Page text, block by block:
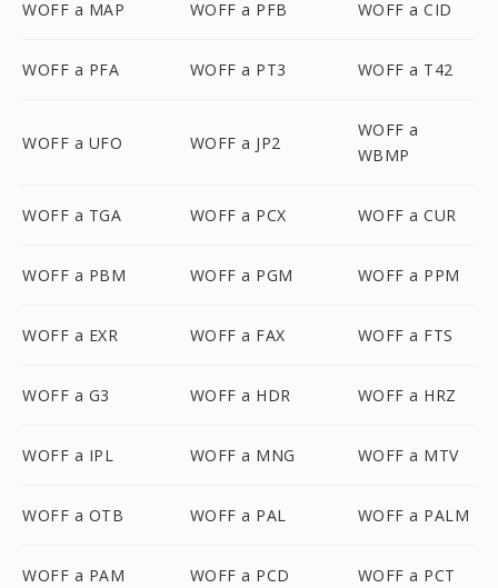
WOFF a MAP WOFF a PFB WOFF a CID
WOFF a PFA WOFF a PT3 WOFF a T42
WOFF a UFO WOFF a JP2
WOFF a
WBMP
WOFF a TGA WOFF a PCX WOFF a CUR
WOFF a PBM WOFF a PGM WOFF a PPM
WOFF a EXR WOFF a FAX WOFF a FTS
WOFF a G3 WOFF a HDR WOFF a HRZ
WOFF a IPL WOFF a MNG WOFF a MTV
WOFF a OTB WOFF a PAL WOFF a PALM
WOFF a PAM WOFF a PCD WOFF a PCT